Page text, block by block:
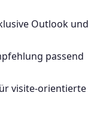
Outlook und
passend
visite-orientierte